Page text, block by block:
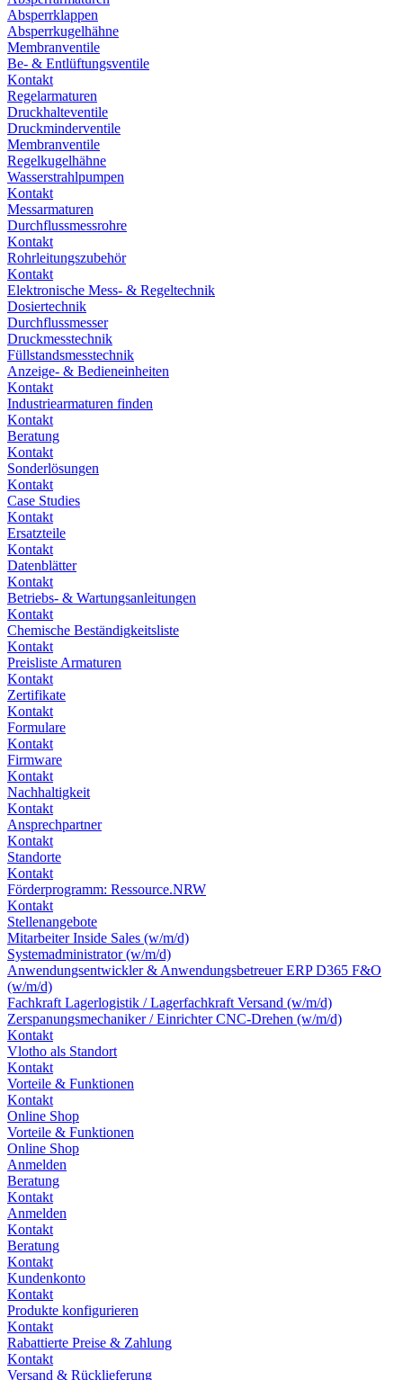
Absperrklappen
Absperrkugelhähne
Membranventile
Be- & Entlüftungsventile
Kontakt
Regelarmaturen
Druckhalteventile
Druckminderventile
Membranventile
Regelkugelhähne
Wasserstrahlpumpen
Kontakt
Messarmaturen
Durchflussmessrohre
Kontakt
Rohrleitungszubehör
Kontakt
Elektronische Mess- & Regeltechnik
Dosiertechnik
Durchflussmesser
Druckmesstechnik
Füllstandsmesstechnik
Anzeige- & Bedieneinheiten
Kontakt
Industriearmaturen finden
Kontakt
Beratung
Kontakt
Sonderlösungen
Kontakt
Case Studies
Kontakt
Ersatzteile
Kontakt
Datenblätter
Kontakt
Betriebs- & Wartungsanleitungen
Kontakt
Chemische Beständigkeitsliste
Kontakt
Preisliste Armaturen
Kontakt
Zertifikate
Kontakt
Formulare
Kontakt
Firmware
Kontakt
Nachhaltigkeit
Kontakt
Ansprechpartner
Kontakt
Standorte
Kontakt
Förderprogramm: Ressource.NRW
Kontakt
Stellenangebote
Mitarbeiter Inside Sales (w/m/d)
Systemadministrator (w/m/d)
Anwendungsentwickler & Anwendungsbetreuer ERP D365 F&O
(w/m/d)
Fachkraft Lagerlogistik / Lagerfachkraft Versand (w/m/d)
Zerspanungsmechaniker / Einrichter CNC-Drehen (w/m/d)
Kontakt
Vlotho als Standort
Kontakt
Vorteile & Funktionen
Kontakt
Online Shop
Vorteile & Funktionen
Online Shop
Anmelden
Beratung
Kontakt
Anmelden
Kontakt
Beratung
Kontakt
Kundenkonto
Kontakt
Produkte konfigurieren
Kontakt
Rabattierte Preise & Zahlung
Kontakt
Versand & Rücklieferung